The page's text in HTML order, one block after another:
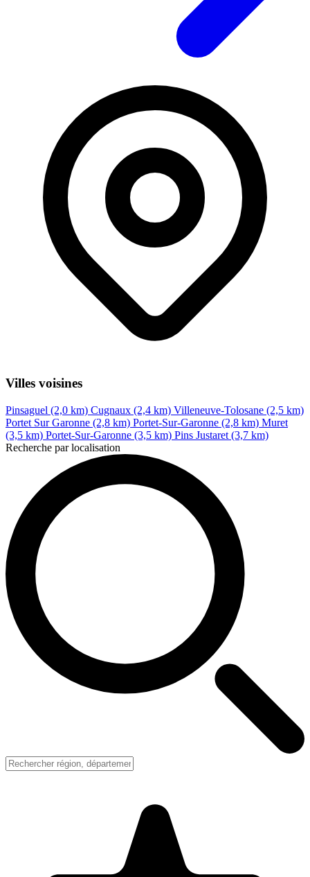
Villes voisines
Pinsaguel (2,0 km) Cugnaux (2,4 km) Villeneuve-Tolosane (2,5 km)
Portet Sur Garonne (2,8 km) Portet-Sur-Garonne (2,8 km) Muret
(3,5 km) Portet-Sur-Garonne (3,5 km) Pins Justaret (3,7 km)
Recherche par localisation